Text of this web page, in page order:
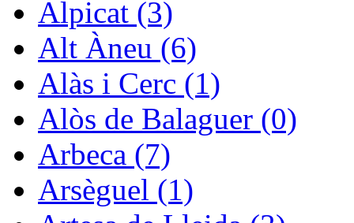
Alpicat (3)
Alt Àneu (6)
Alàs i Cerc (1)
Alòs de Balaguer (0)
Arbeca (7)
Arsèguel (1)